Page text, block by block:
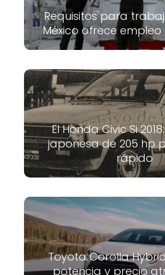
Requisitos para
México ofrece
El Honda Civic Si
japonesa de 205 hp
rápido
Toyota Corolla
potencia y precio